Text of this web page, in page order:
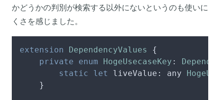
かどうかの判別が検索する以外にないというのも使いに
くさを感じました。
extension DependencyValues
{
private
enum HogeUsecaseKey :
static
let liveValue: any
    }